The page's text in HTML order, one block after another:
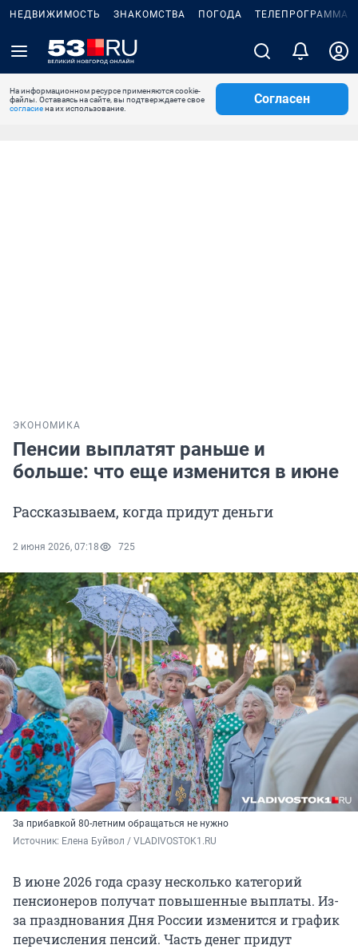
НЕДВИЖИМОСТЬ ЗНАКОМСТВА ПОГОДА ТЕЛЕПРОГРАММА
На информационном ресурсе применяются cookie-
файлы. Оставаясь на сайте, вы подтверждаете свое
согласиена их использование.
Согласен
ЭКОНОМИКА
Пенсии выплатят раньше и
больше: что еще изменится в июне
Рассказываем, когда придут деньги
2 июня 2026, 07:18 725
За прибавкой 80-летним обращаться не нужно
Источник: Елена Буйвол / VLADIVOSTOK1.RU
В июне 2026 года сразу несколько категорий
пенсионеров получат повышенные выплаты. Из-
за празднования Дня России изменится и график
перечисления пенсий. Часть денег придут